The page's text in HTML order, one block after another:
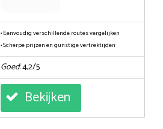
• Eenvoudig verschillende routes vergelijken
• Scherpe prijzen en gunstige vertrektijden
Goed: 4,2/5
Bekijken